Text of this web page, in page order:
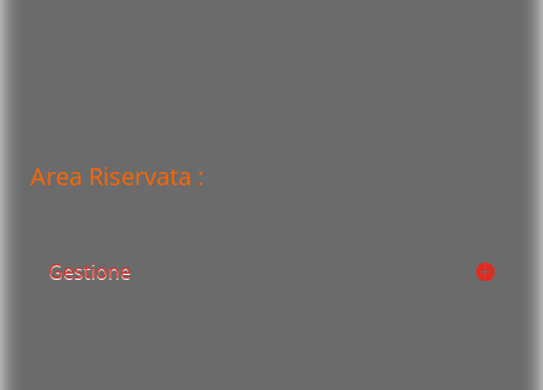
Area Riservata :
Gestione